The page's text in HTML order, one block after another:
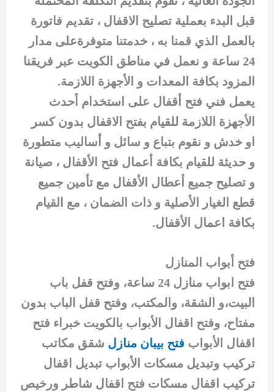
قبل البدء بعملية تصليح الاقفال ، تقديم فاتورة
بالعمل الذي قمنا به ، خدمتنا متوفرةعلى مدار
24 ساعة و نعمل في مناطق الكويت عبر فريقنا
المزود بكافة المعدات و الأجهزة اللازمة.
يعمل فني فتح أقفال على استخدام أحدث
الأجهزة اللازمة للقيام بفتح الاقفال بدون كسر
او خدش و نقوم بتباع و سائل و أساليب متطورة
و حديثة للقيام بكافة أعمال فتح الأقفال ، صيانة
و تصليح جميع أعطال الأقفال مع تأمين جميع
قطع الغيار الأصلية و ذات الضمان ، مع القيام
بكافة اعمال الأقفال.
فتح أبواب المنازل
فتح ابواب منازل 24 ساعة، وفتح قفل باب
البيت،و الشقة، والمكتب، وفتح قفل الباب بدون
مفتاح، وفتح اقفال الأبواب بالكويت خبراء فتح
اقفال الأبواب فتح بيبان منازل شقق مكاتب
تركيب وتبديل مسكات الأبواب تبديل اقفال
تركيب اقفال مسكات فتح اقفال شاطر ورخيص